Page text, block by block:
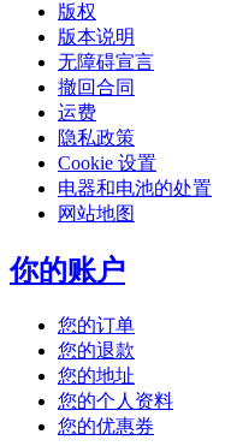
版权
版本说明
无障碍宣言
撤回合同
运费
隐私政策
Cookie 设置
电器和电池的处置
网站地图
你的账户
您的订单
您的退款
您的地址
您的个人资料
您的优惠券